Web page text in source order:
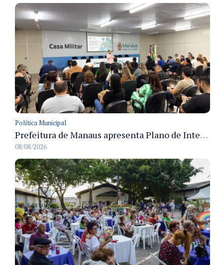
Política Municipal
Prefeitura de Manaus apresenta Plano de Integridade da CGM e qualifica servidores para governança e conformidade no biênio 2027-2028
08/08/2026